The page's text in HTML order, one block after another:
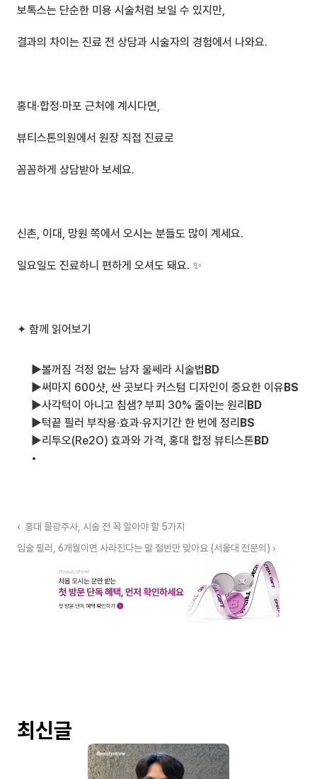
보톡스는 단순한 미용 시술처럼 보일 수 있지만,
결과의 차이는 진료 전 상담과 시술자의 경험에서 나와요.
홍대·합정·마포 근처에 계시다면,
뷰티스톤의원에서 원장 직접 진료로
꼼꼼하게 상담받아 보세요.
신촌, 이대, 망원 쪽에서 오시는 분들도 많이 계세요.
일요일도 진료하니 편하게 오셔도 돼요. ✨
✦ 함께 읽어보기
▶볼꺼짐 걱정 없는 남자 울쎄라 시술법BD
▶써마지 600샷, 싼 곳보다 커스텀 디자인이 중요한 이유BS
▶사각턱이 아니고 침샘? 부피 30% 줄이는 원리 BD
▶턱끝 필러 부작용·효과·유지기간 한 번에 정리 BS
▶리투오(Re2O) 효과와 가격, 홍대 합정 뷰티스톤BD
‹  홍대 믈광주사, 시술 전 꼭 알아야 할 5가지
입술 필러, 6개월이면 사라진다는 말 절반만 맞아요 (서울대 전문의) ›
최신글